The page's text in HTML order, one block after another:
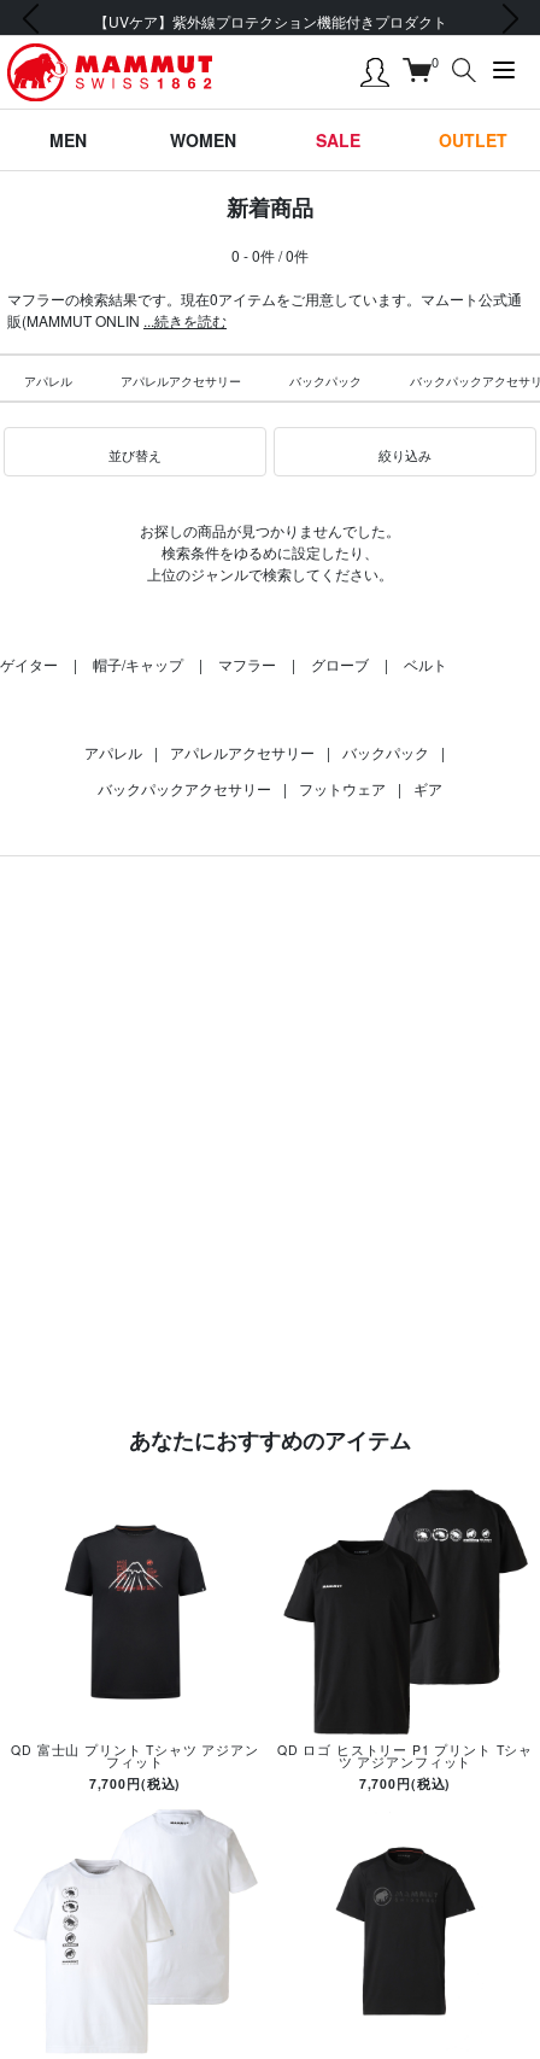
【UVケア】紫外線プロテクション機能付きプロダクト
前の画像 次の画像
0
MEN WOMEN SALE OUTLET
新着商品
0 - 0件 / 0件
マフラーの検索結果です。現在0アイテムをご用意しています。マムート公式通
販(MAMMUT ONLIN ...続きを読む
アパレル アパレルアクセサリー バックパック バックパックアクセサ
並び替え 絞り込み
お探しの商品が見つかりませんでした。
検索条件をゆるめに設定したり、
上位のジャンルで検索してください。
ゲイター 帽子/キャップ マフラー グローブ ベルト
アパレル | アパレルアクセサリー | バックパック
|
バックパックアクセサリー
| フットウェア | ギア
あなたにおすすめのアイテム
QD 富士山 プリント Tシャツ アジアン
フィット
7,700円(税込)
QD ロゴ ヒストリー P1 プリント Tシャ
ツ アジアンフィット
7,700円(税込)